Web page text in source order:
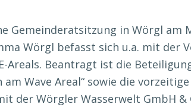
Gemeinderatsitzung in Wörgl am
Wörgl befasst sich u.a. mit der
Areals. Beantragt ist die
Wave Areal“ sowie die
der Wörgler Wasserwelt GmbH &